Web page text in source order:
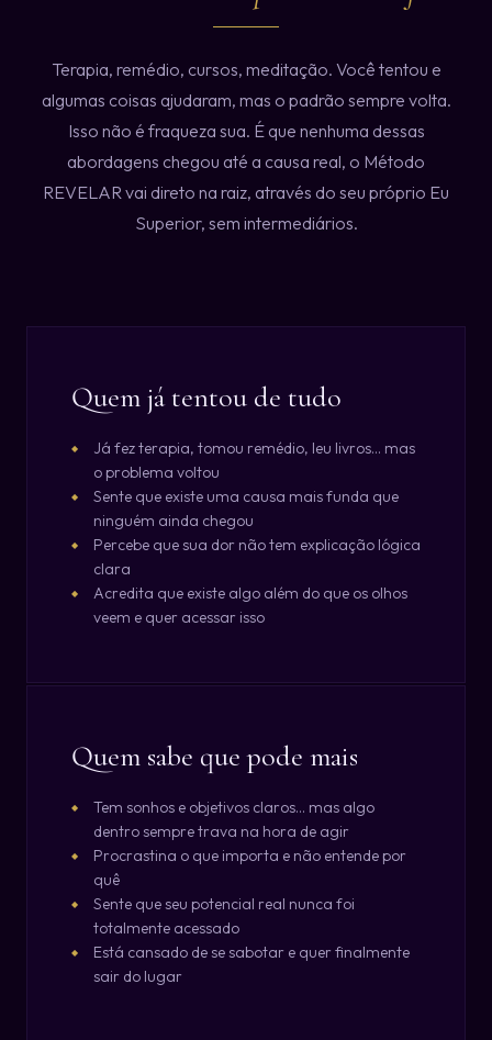
Terapia, remédio, cursos, meditação. Você tentou e
algumas coisas ajudaram, mas o padrão sempre volta.
Isso não é fraqueza sua. É que nenhuma dessas
abordagens chegou até a causa real, o Método
REVELAR vai direto na raiz, através do seu próprio Eu
Superior, sem intermediários.
Quem já tentou de tudo
Já fez terapia, tomou remédio, leu livros... mas
o problema voltou
Sente que existe uma causa mais funda que
ninguém ainda chegou
Percebe que sua dor não tem explicação lógica
clara
Acredita que existe algo além do que os olhos
veem e quer acessar isso
Quem sabe que pode mais
Tem sonhos e objetivos claros... mas algo
dentro sempre trava na hora de agir
Procrastina o que importa e não entende por
quê
Sente que seu potencial real nunca foi
totalmente acessado
Está cansado de se sabotar e quer finalmente
sair do lugar